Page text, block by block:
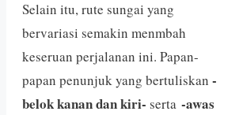
Selain itu, rute sungai yang
bervariasi semakin menmbah
keseruan perjalanan ini. Papan-
papan penunjuk yang bertuliskan -
belok kanan dan kiri- serta -awas